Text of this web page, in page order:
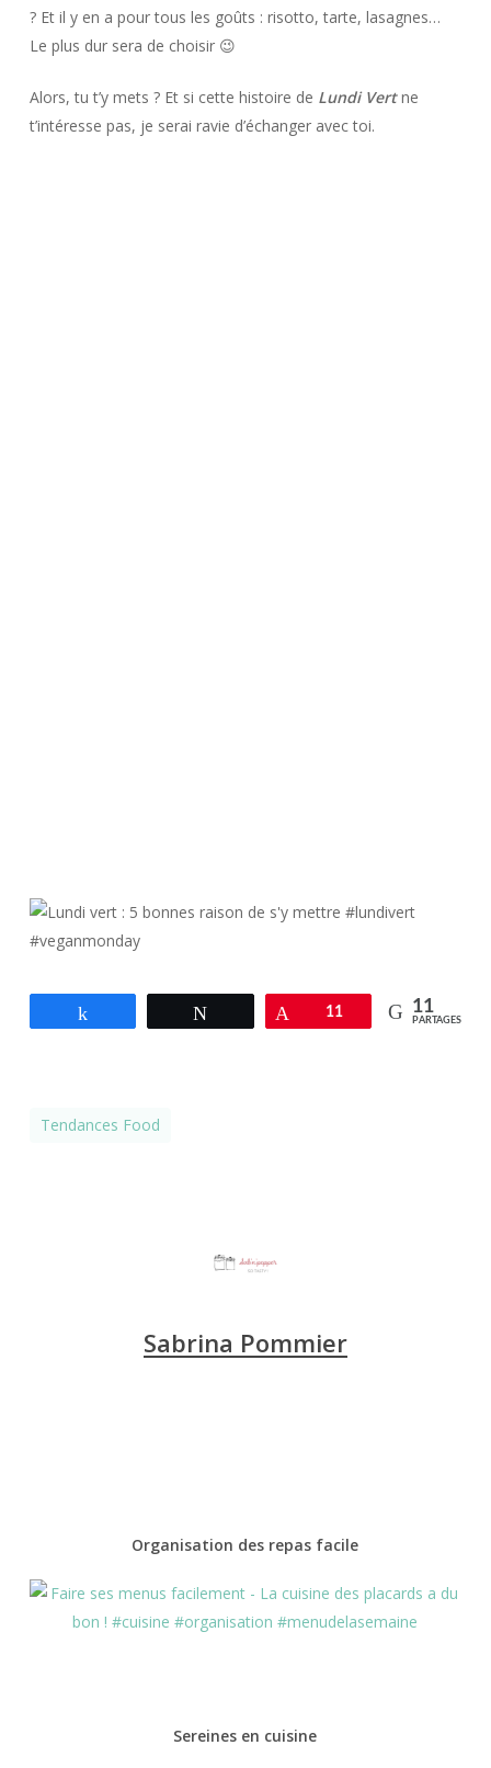
? Et il y en a pour tous les goûts : risotto, tarte, lasagnes…
Le plus dur sera de choisir 😉
Alors, tu t’y mets ? Et si cette histoire de Lundi Vertne
t’intéresse pas, je serai ravie d’échanger avec toi.
Tweetez Épingle
11 11
PARTAGES
Tendances Food
Sabrina Pommier
Organisation des repas facile
Sereines en cuisine